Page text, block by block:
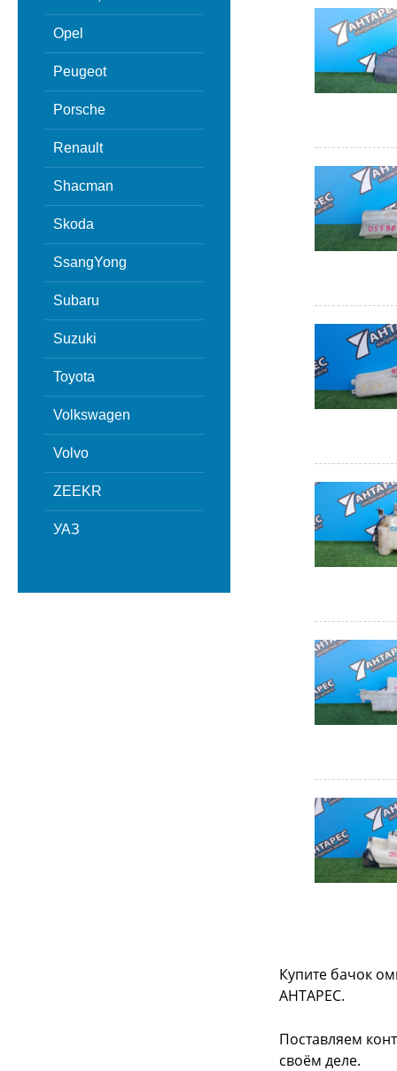
Opel
Peugeot
Porsche
Renault
Shacman
Skoda
SsangYong
Subaru
Suzuki
Toyota
Volkswagen
Volvo
ZEEKR
УАЗ
Купите бачок
АНТАРЕС.
Поставляем
своём деле.